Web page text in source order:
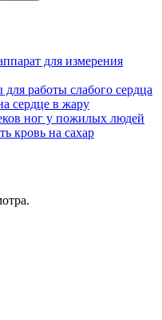
для измерения
работы слабого сердца
сердце в жару
ног у пожилых людей
кровь на сахар